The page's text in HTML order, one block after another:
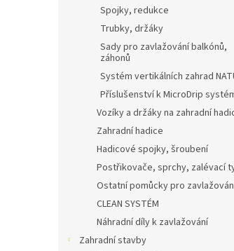
Spojky, redukce
Trubky, držáky
Sady pro zavlažování balkónů,
záhonů
Systém vertikálních zahrad
Příslušenství k MicroDrip
Vozíky a držáky na zahradní
Zahradní hadice
Hadicové spojky, šroubení
Postřikovače, sprchy, zalévací
Ostatní pomůcky pro
CLEAN SYSTÉM
Náhradní díly k zavlažování
Zahradní stavby